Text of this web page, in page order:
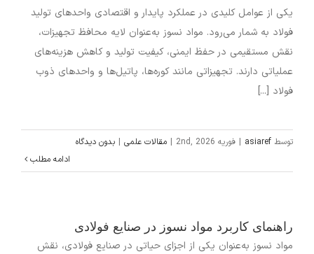
یکی از عوامل کلیدی در عملکرد پایدار و اقتصادی واحدهای تولید
فولاد به شمار می‌رود. مواد نسوز به‌عنوان لایه محافظ تجهیزات،
نقش مستقیمی در حفظ ایمنی، کیفیت تولید و کاهش هزینه‌های
عملیاتی دارند. تجهیزاتی مانند کوره‌ها، پاتیل‌ها و واحدهای ذوب
فولاد [...]
توسط asiaref
| فوریه 2nd, 2026 | مقالات علمی | بدون دیدگاه
ادامه مطلب
راهنمای کاربرد مواد نسوز در صنایع فولادی
مواد نسوز به‌عنوان یکی از اجزای حیاتی در صنایع فولادی، نقش